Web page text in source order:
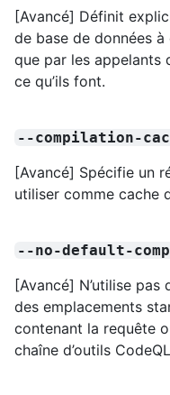
[Avancé] Définit
de base de données
que par les appelants
ce qu’ils font.
--compilation-
[Avancé] Spécifie un
utiliser comme cache
--no-default-
[Avancé] N’utilise
des emplacements
contenant la requête
chaîne d’outils